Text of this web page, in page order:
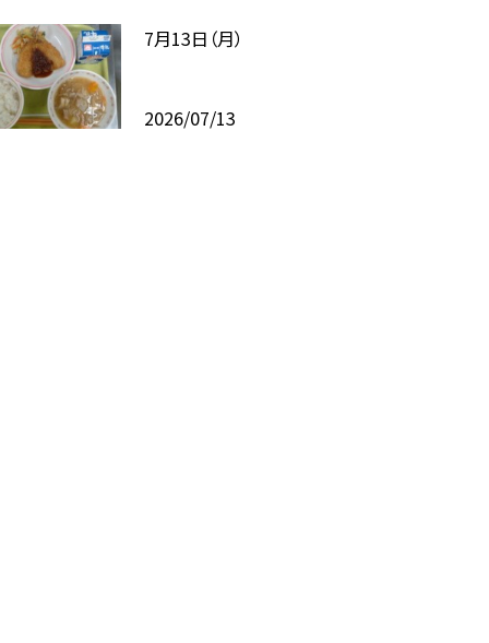
7月13日（月）
2026/07/13